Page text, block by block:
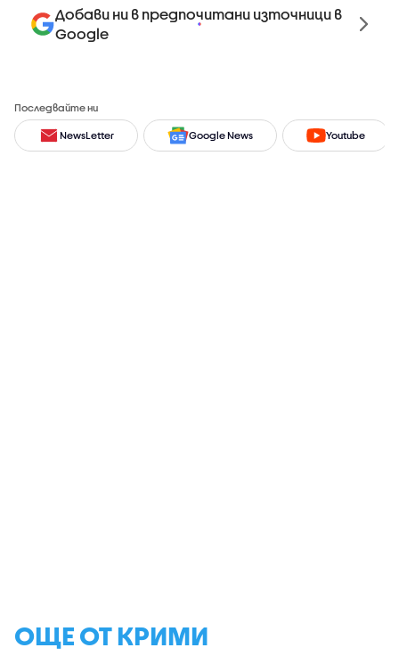
Добави ни в предпочитани източници в
Google
Последвайте ни
NewsLetter Google News Youtube
ОЩЕ ОТ КРИМИ